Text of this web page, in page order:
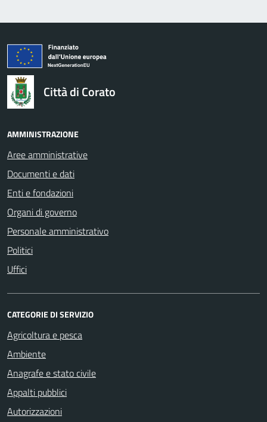
logo Unione Europea
Città di Corato
AMMINISTRAZIONE
Aree amministrative
Documenti e dati
Enti e fondazioni
Organi di governo
Personale amministrativo
Politici
Uffici
CATEGORIE DI SERVIZIO
Agricoltura e pesca
Ambiente
Anagrafe e stato civile
Appalti pubblici
Autorizzazioni